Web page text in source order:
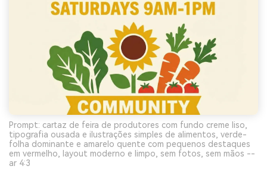
Prompt: cartaz de feira de produtores com fundo creme liso,
tipografia ousada e ilustrações simples de alimentos, verde-
folha dominante e amarelo quente com pequenos destaques
em vermelho, layout moderno e limpo, sem fotos, sem mãos --
ar 4:3